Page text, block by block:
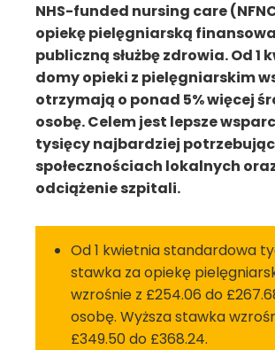
NHS-funded nursing care
opiekę pielęgniarską
publiczną służbę zdrowia. Od 1
domy opieki z pielęgniarskim
otrzymają o ponad 5% więcej
osobę. Celem jest lepsze
tysięcy najbardziej
społecznościach lokalnych
odciążenie szpitali.
Od 1 kwietnia standardowa
stawka za opiekę
wzrośnie z £254.06 do
osobę. Wyższa stawka
£349.50 do £368.24.